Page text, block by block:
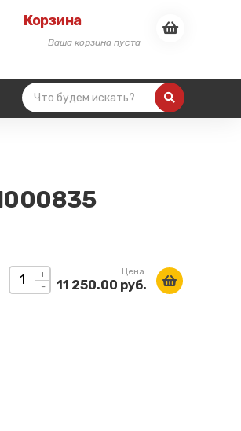
Корзина
Ваша корзина пуста
+
-
Цена:
11 250.00 руб.